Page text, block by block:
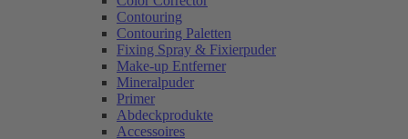
Contouring
Contouring Paletten
Fixing Spray & Fixierpuder
Make-up Entferner
Mineralpuder
Primer
Abdeckprodukte
Accessoires